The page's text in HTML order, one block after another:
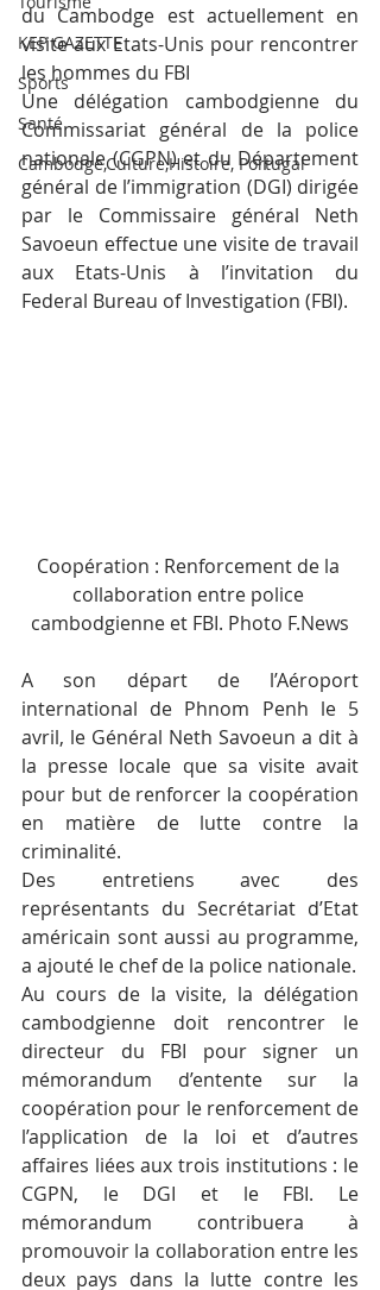
KEP GAZETTE
Sports
Santé
Cambodge,Culture,Histoire, Portugal
du Cambodge est actuellement en
visite aux Etats-Unis pour rencontrer
les hommes du FBI
Une délégation cambodgienne du
Commissariat général de la police
nationale (CGPN) et du Département
général de l’immigration (DGI) dirigée
par le Commissaire général Neth
Savoeun effectue une visite de travail
aux Etats-Unis à l’invitation du
Federal Bureau of Investigation (FBI).
Coopération : Renforcement de la
collaboration entre police
cambodgienne et FBI. Photo F.News
A son départ de l’Aéroport
international de Phnom Penh le 5
avril, le Général Neth Savoeun a dit à
la presse locale que sa visite avait
pour but de renforcer la coopération
en matière de lutte contre la
criminalité.
Des entretiens avec des
représentants du Secrétariat d’Etat
américain sont aussi au programme,
a ajouté le chef de la police nationale.
Au cours de la visite, la délégation
cambodgienne doit rencontrer le
directeur du FBI pour signer un
mémorandum d’entente sur la
coopération pour le renforcement de
l’application de la loi et d’autres
affaires liées aux trois institutions : le
CGPN, le DGI et le FBI. Le
mémorandum contribuera à
promouvoir la collaboration entre les
deux pays dans la lutte contre les